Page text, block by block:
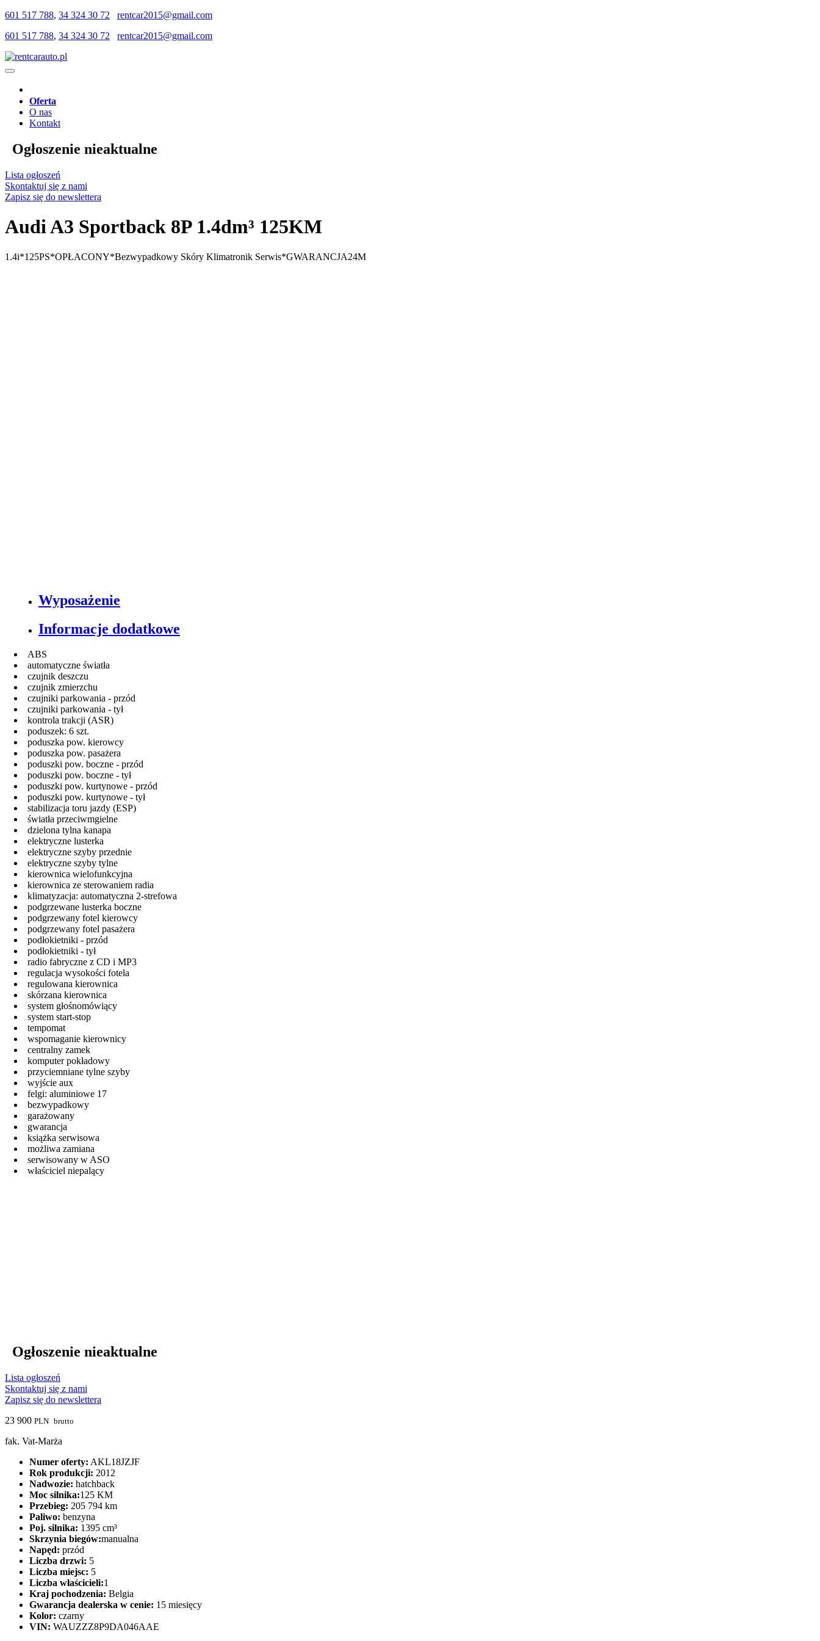
601 517 788, 34 324 30 72
rentcar2015@gmail.com
601 517 788, 34 324 30 72 rentcar2015@gmail.com
Oferta
O nas
Kontakt
Ogłoszenie nieaktualne
Lista ogłoszeń
Skontaktuj się z nami
Zapisz się do newslettera
Audi A3 Sportback 8P 1.4dm³ 125KM
1.4i*125PS*OPŁACONY*Bezwypadkowy Skóry Klimatronik Serwis*GWARANCJA24M
Wyposażenie
Informacje dodatkowe
ABS
automatyczne światła
czujnik deszczu
czujnik zmierzchu
czujniki parkowania - przód
czujniki parkowania - tył
kontrola trakcji (ASR)
poduszek: 6 szt.
poduszka pow. kierowcy
poduszka pow. pasażera
poduszki pow. boczne - przód
poduszki pow. boczne - tył
poduszki pow. kurtynowe - przód
poduszki pow. kurtynowe - tył
stabilizacja toru jazdy (ESP)
światła przeciwmgielne
dzielona tylna kanapa
elektryczne lusterka
elektryczne szyby przednie
elektryczne szyby tylne
kierownica wielofunkcyjna
kierownica ze sterowaniem radia
klimatyzacja: automatyczna 2-strefowa
podgrzewane lusterka boczne
podgrzewany fotel kierowcy
podgrzewany fotel pasażera
podłokietniki - przód
podłokietniki - tył
radio fabryczne z CD i MP3
regulacja wysokości fotela
regulowana kierownica
skórzana kierownica
system głośnomówiący
system start-stop
tempomat
wspomaganie kierownicy
centralny zamek
komputer pokładowy
przyciemniane tylne szyby
wyjście aux
felgi: aluminiowe 17
bezwypadkowy
garażowany
gwarancja
książka serwisowa
możliwa zamiana
serwisowany w ASO
właściciel niepalący
Ogłoszenie nieaktualne
Lista ogłoszeń
Skontaktuj się z nami
Zapisz się do newslettera
23 900 PLN brutto
fak. Vat-Marża
Numer oferty: AKL18JZJF
Rok produkcji: 2012
Nadwozie: hatchback
Moc silnika:125 KM
Przebieg: 205 794 km
Paliwo: benzyna
Poj. silnika: 1395 cm³
Skrzynia biegów:manualna
Napęd: przód
Liczba drzwi: 5
Liczba miejsc: 5
Liczba właścicieli:1
Kraj pochodzenia: Belgia
Gwarancja dealerska w cenie: 15 miesięcy
Kolor: czarny
VIN: WAUZZZ8P9DA046AAE